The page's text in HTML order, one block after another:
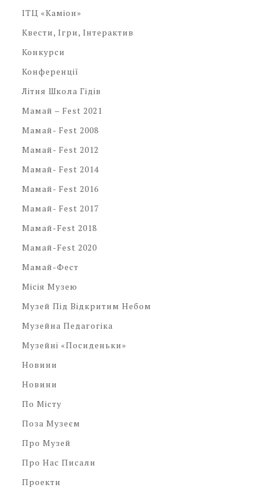
ІТЦ «Каміон»
Квести, Ігри, Інтерактив
Конкурси
Конференції
Літня Школа Гідів
Мамай – Fest 2021
Мамай- Fest 2008
Мамай- Fest 2012
Мамай- Fest 2014
Мамай- Fest 2016
Мамай- Fest 2017
Мамай-Fest 2018
Мамай-Fest 2020
Мамай-Фест
Місія Музею
Музей Під Відкритим Небом
Музейна Педагогіка
Музейні «посиденьки»
Новини
Новини
По Місту
Поза Музеєм
Про Музей
Про Нас Писали
Проекти